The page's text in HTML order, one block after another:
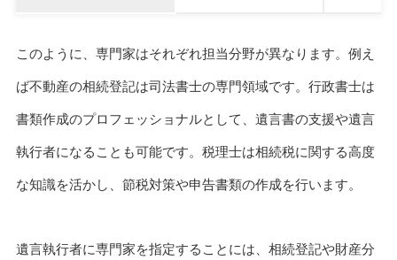
このように、専門家はそれぞれ担当分野が異なります。例え
ば不動産の相続登記は司法書士の専門領域です。行政書士は
書類作成のプロフェッショナルとして、遺言書の支援や遺言
執行者になることも可能です。税理士は相続税に関する高度
な知識を活かし、節税対策や申告書類の作成を行います。
遺言執行者に専門家を指定することには、相続登記や財産分